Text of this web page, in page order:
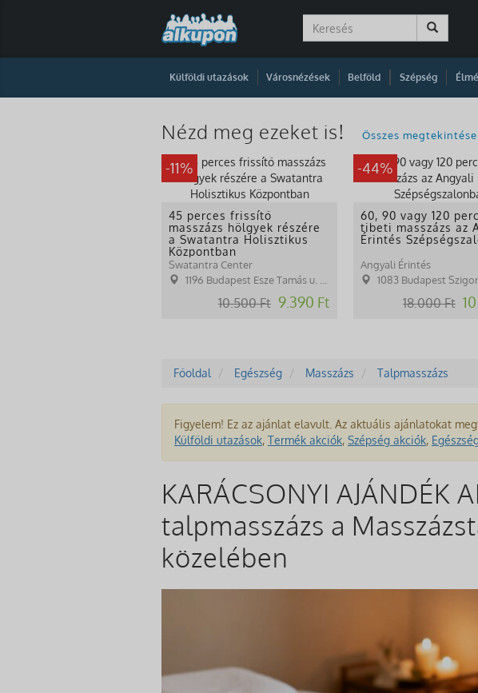
Külföldi utazások Városnézések Belföld Szépség
Nézd meg ezeket is! Összes megtekintése
-11%
45 perces frissítő
masszázs hölgyek részére
a Swatantra Holisztikus
Központban
Swatantra Center
1196 Budapest Esze Tamás u. 84.
10.500 Ft 9.390 Ft
-44%
60, 90 vagy 120
tibeti masszázs az
Érintés
Angyali Érintés
1083 Budapest Szigony
18.000 Ft
Főoldal Egészség Masszázs Talpmasszázs
Figyelem! Ez az ajánlat elavult. Az aktuális ajánlatokat
Külföldi utazások, Termék akciók, Szépség akciók,
KARÁCSONYI AJÁNDÉK
talpmasszázs a
közelében